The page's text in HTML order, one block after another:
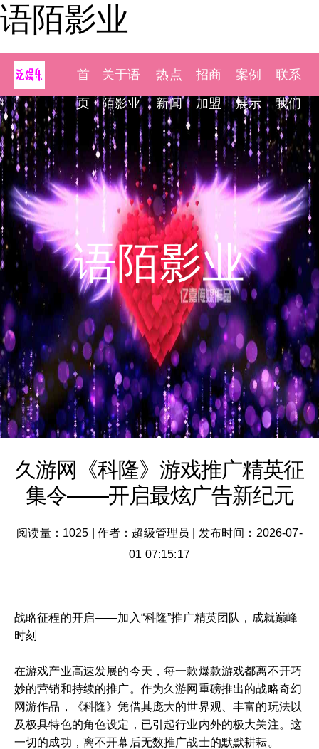
语陌影业
首
页
关于语
陌影业
热点
新闻
招商
加盟
案例
展示
联系
我们
语陌影业
久游网《科隆》游戏推广精英征
集令——开启最炫广告新纪元
阅读量：1025 作者：超级管理员
发布时间：2026-07-
01 07:15:17
战略征程的开启——加入“科隆”推广精英团队，成就巅峰
时刻
在游戏产业高速发展的今天，每一款爆款游戏都离不开巧
妙的营销和持续的推广。作为久游网重磅推出的战略奇幻
网游作品，《科隆》凭借其庞大的世界观、丰富的玩法以
及极具特色的角色设定，已引起行业内外的极大关注。这
一切的成功，离不开幕后无数推广战士的默默耕耘。